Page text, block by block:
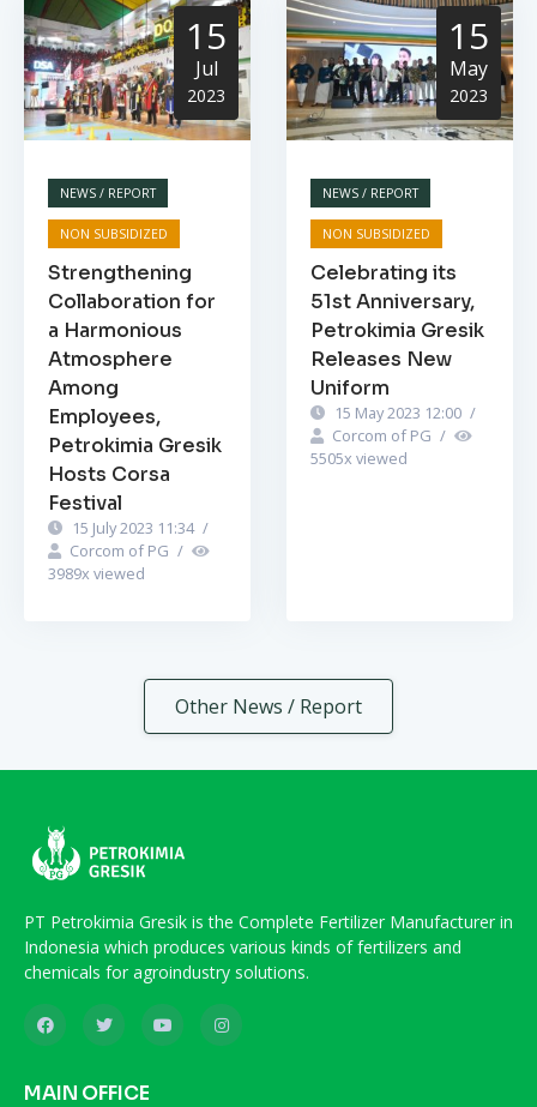
15
Jul
2023
NEWS / REPORT
NON SUBSIDIZED
Strengthening
Collaboration for
a Harmonious
Atmosphere
Among
Employees,
Petrokimia Gresik
Hosts Corsa
Festival
15 July 2023 11:34 /
Corcom of PG /
3989x viewed
15
May
2023
NEWS / REPORT
NON SUBSIDIZED
Celebrating its
51st Anniversary,
Petrokimia Gresik
Releases New
Uniform
15 May 2023 12:00 /
Corcom of PG /
5505x viewed
Other News / Report
PT Petrokimia Gresik is the Complete Fertilizer Manufacturer in
Indonesia which produces various kinds of fertilizers and
chemicals for agroindustry solutions.
MAIN OFFICE